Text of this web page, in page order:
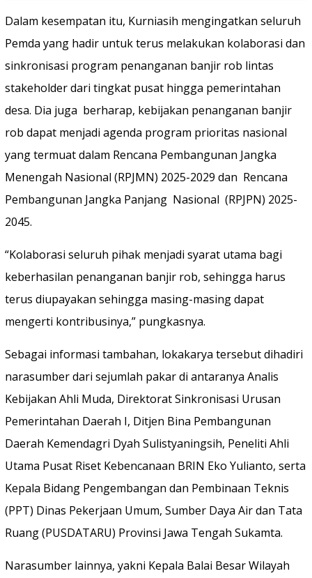
Dalam kesempatan itu, Kurniasih mengingatkan seluruh
Pemda yang hadir untuk terus melakukan kolaborasi dan
sinkronisasi program penanganan banjir rob lintas
stakeholder dari tingkat pusat hingga pemerintahan
desa. Dia juga berharap, kebijakan penanganan banjir
rob dapat menjadi agenda program prioritas nasional
yang termuat dalam Rencana Pembangunan Jangka
Menengah Nasional (RPJMN) 2025-2029 dan Rencana
Pembangunan Jangka Panjang Nasional (RPJPN) 2025-
2045.
“Kolaborasi seluruh pihak menjadi syarat utama bagi
keberhasilan penanganan banjir rob, sehingga harus
terus diupayakan sehingga masing-masing dapat
mengerti kontribusinya,” pungkasnya.
Sebagai informasi tambahan, lokakarya tersebut dihadiri
narasumber dari sejumlah pakar di antaranya Analis
Kebijakan Ahli Muda, Direktorat Sinkronisasi Urusan
Pemerintahan Daerah I, Ditjen Bina Pembangunan
Daerah Kemendagri Dyah Sulistyaningsih, Peneliti Ahli
Utama Pusat Riset Kebencanaan BRIN Eko Yulianto, serta
Kepala Bidang Pengembangan dan Pembinaan Teknis
(PPT) Dinas Pekerjaan Umum, Sumber Daya Air dan Tata
Ruang (PUSDATARU) Provinsi Jawa Tengah Sukamta.
Narasumber lainnya, yakni Kepala Balai Besar Wilayah